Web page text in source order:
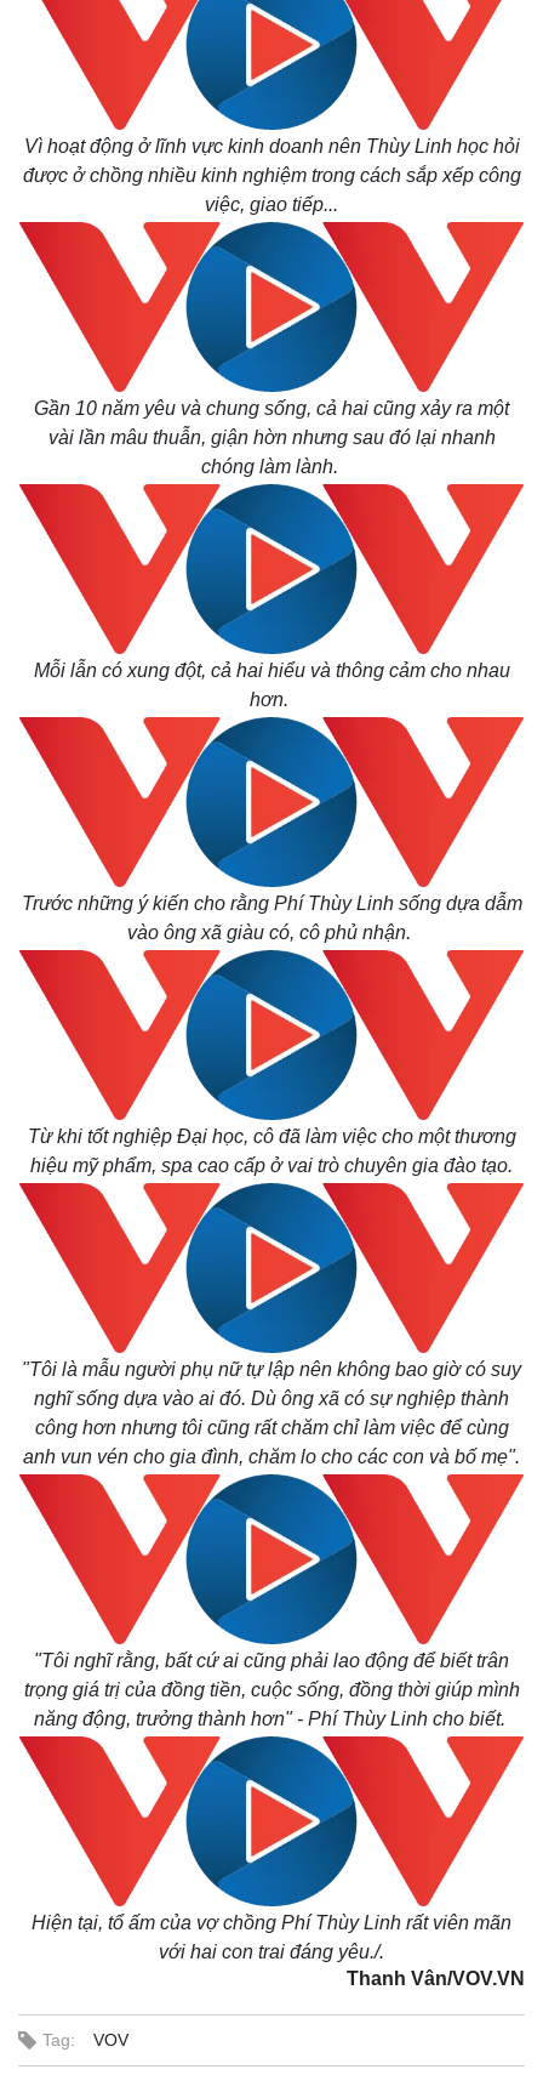
Vụ án
Tin nóng
Tư vấn luật
Quân sự - Quốc phòng
Vũ khí
Việt Nam
Phân tích
Vì hoạt động ở lĩnh vực kinh doanh nên Thùy Linh học hỏi
được ở chồng nhiều kinh nghiệm trong cách sắp xếp công
việc, giao tiếp...
Gần 10 năm yêu và chung sống, cả hai cũng xảy ra một
vài lần mâu thuẫn, giận hờn nhưng sau đó lại nhanh
chóng làm lành.
Mỗi lẫn có xung đột, cả hai hiểu và thông cảm cho nhau
hơn.
Trước những ý kiến cho rằng Phí Thùy Linh sống dựa dẫm
vào ông xã giàu có, cô phủ nhận.
Từ khi tốt nghiệp Đại học, cô đã làm việc cho một thương
hiệu mỹ phẩm, spa cao cấp ở vai trò chuyên gia đào tạo.
"Tôi là mẫu người phụ nữ tự lập nên không bao giờ có suy
nghĩ sống dựa vào ai đó. Dù ông xã có sự nghiệp thành
công hơn nhưng tôi cũng rất chăm chỉ làm việc để cùng
anh vun vén cho gia đình, chăm lo cho các con và bố mẹ".
"Tôi nghĩ rằng, bất cứ ai cũng phải lao động để biết trân
trọng giá trị của đồng tiền, cuộc sống, đồng thời giúp mình
năng động, trưởng thành hơn" - Phí Thùy Linh cho biết.
Hiện tại, tổ ấm của vợ chồng Phí Thùy Linh rất viên mãn
với hai con trai đáng yêu./.
Thanh Vân/VOV.VN
Tag: VOV